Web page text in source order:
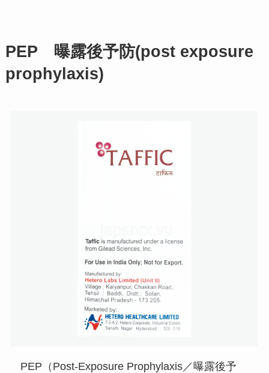
PEP 曝露後予防(post exposure
prophylaxis)
PEP（Post-Exposure Prophylaxis／曝露後予